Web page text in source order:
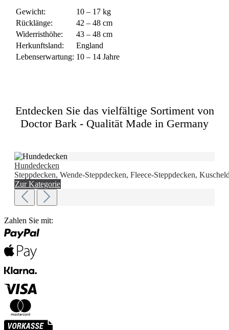
Gewicht:
10 – 17 kg
Rücklänge:
42 – 48 cm
Widerristhöhe:
43 – 48 cm
Herkunftsland:
England
Lebenserwartung: 10 – 14 Jahre
Entdecken Sie das vielfältige Sortiment von
Doctor Bark - Qualität Made in Germany
Hundedecken
Steppdecken, Wende-Steppdecken, Fleece-Steppdecken,
Zur Kategorie
Zahlen Sie mit: